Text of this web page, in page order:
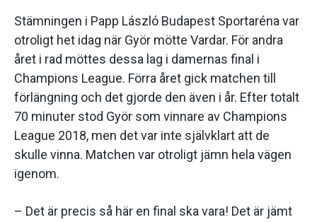
Stämningen i Papp László Budapest Sportaréna var
otroligt het idag när Györ mötte Vardar. För andra
året i rad möttes dessa lag i damernas final i
Champions League. Förra året gick matchen till
förlängning och det gjorde den även i år. Efter totalt
70 minuter stod Györ som vinnare av Champions
League 2018, men det var inte självklart att de
skulle vinna. Matchen var otroligt jämn hela vägen
igenom.
– Det är precis så här en final ska vara! Det är jämt